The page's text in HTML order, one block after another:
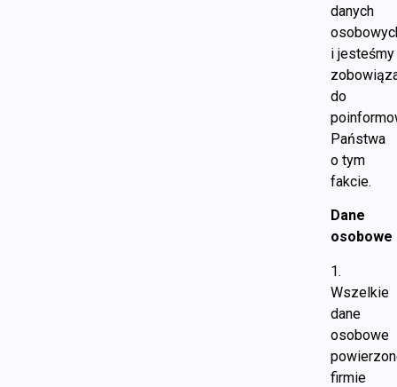
danych
i jesteśmy
do
Państwa
o tym
fakcie.
Dane
osobowe
1.
Wszelkie
dane
osobowe
firmie